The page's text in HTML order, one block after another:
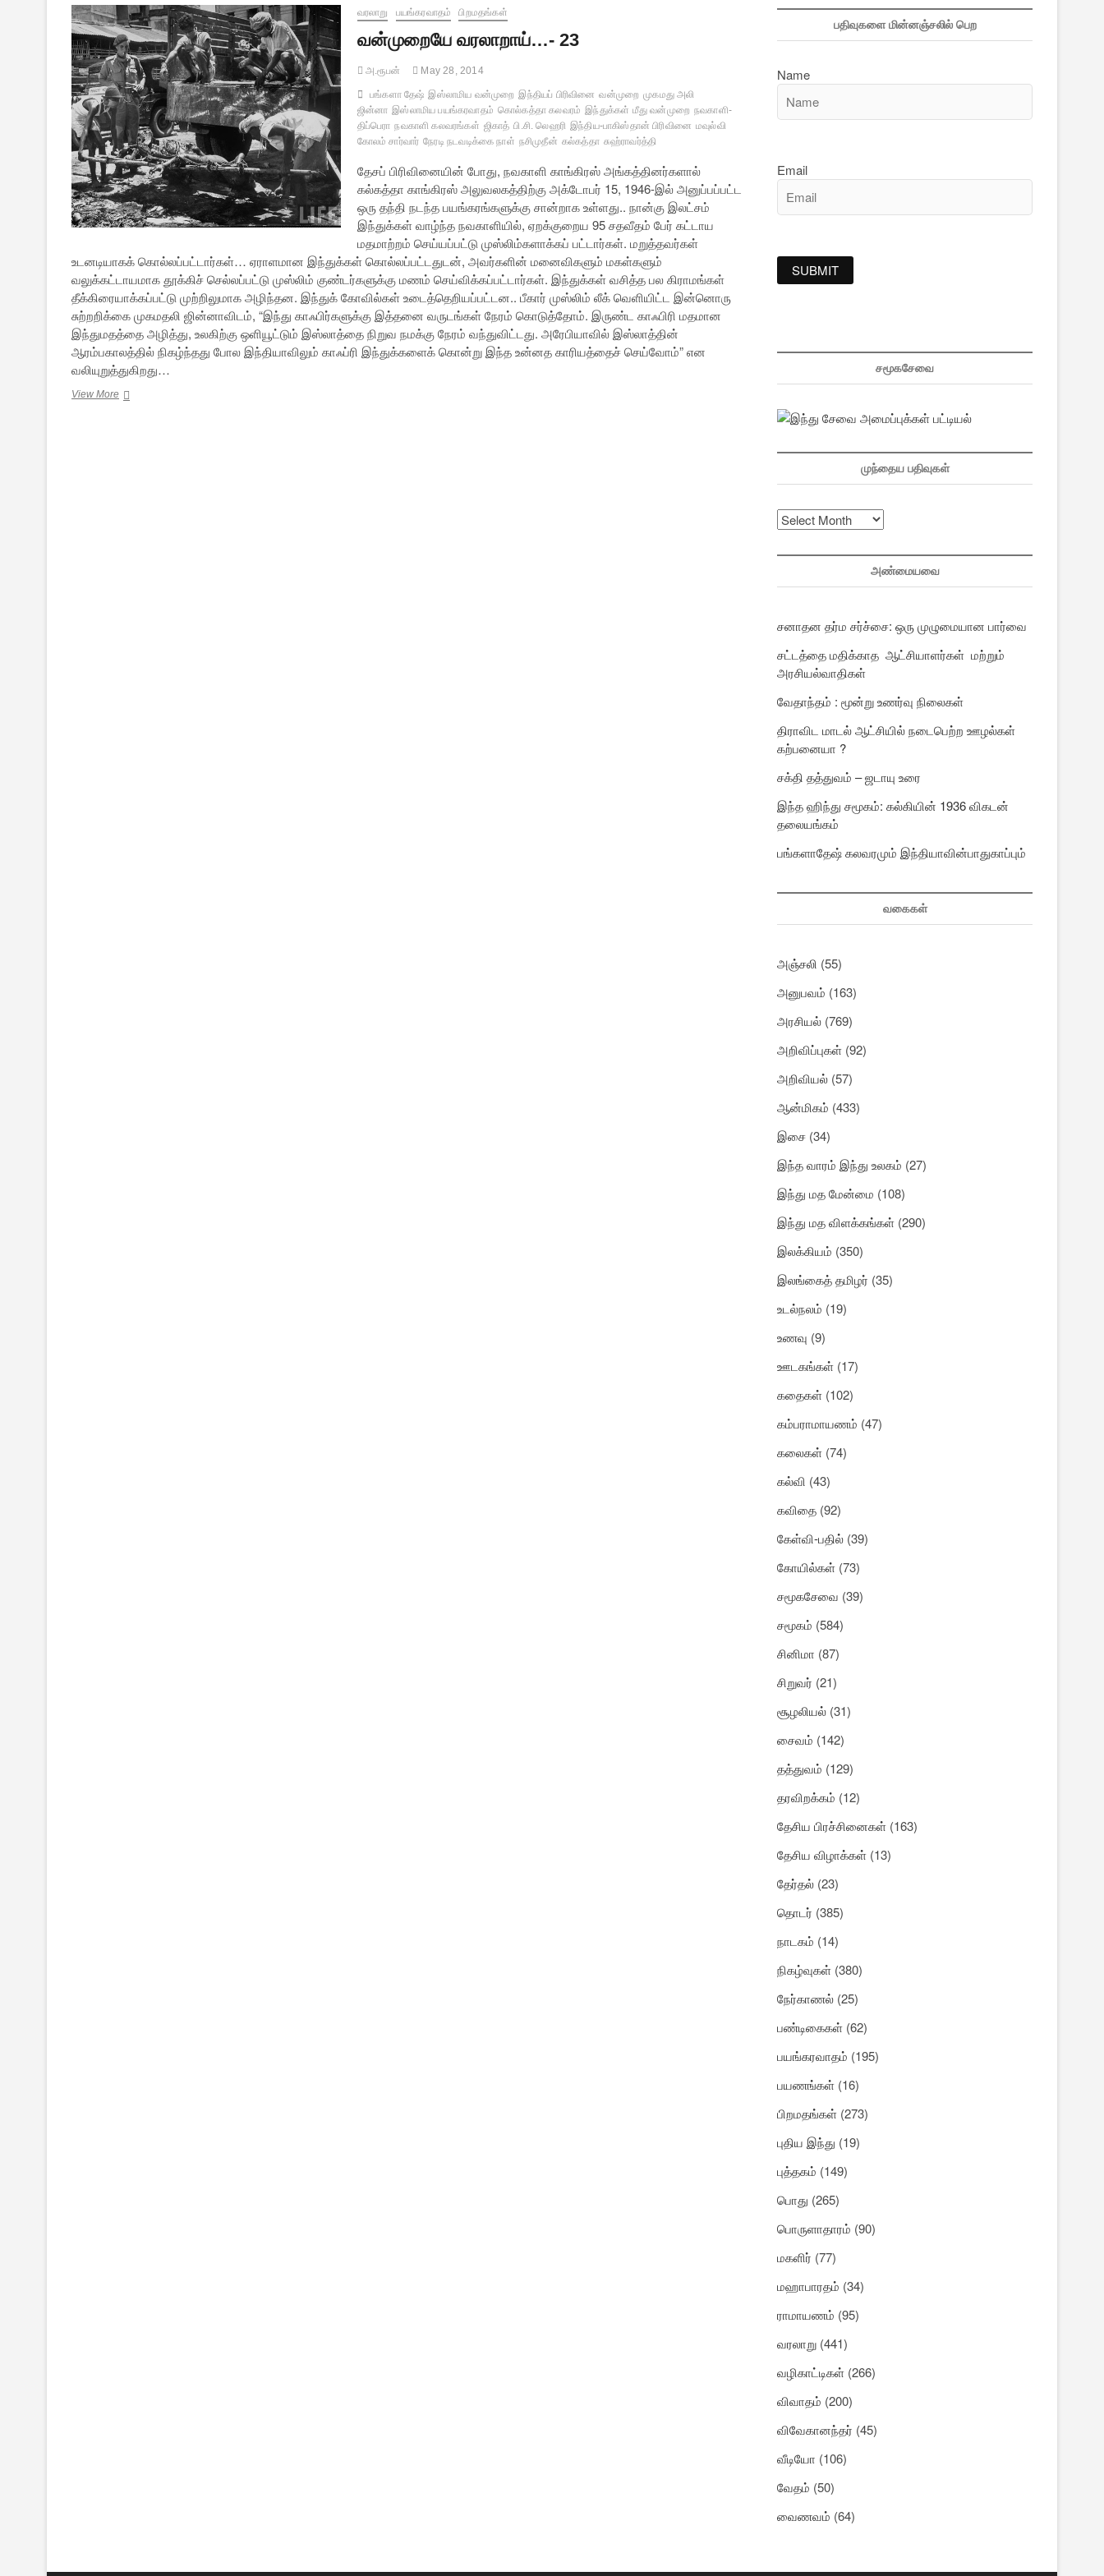
வரலாறு பயங்கரவாதம் பிறமதங்கள்
வன்முறையே வரலாறாய்…- 23
அ.ரூபன் May 28, 2014
பங்களா தேஷ் இஸ்லாமிய வன்முறை இந்தியப் பிரிவினை வன்முறை முகமது அலி
ஜின்னா இஸ்லாமிய பயங்கரவாதம் கொல்கத்தா கலவரம் இந்துக்கள் மீது வன்முறை நவகாளி-
திப்பெரா நவகாளி கலவரங்கள் ஜிகாத் பி.சி. லெஹரி இந்திய-பாகிஸ்தான் பிரிவினை மவுல்வி
கோலம் சார்வார் நேரடி நடவடிக்கை நாள் நசிமுதீன் கல்கத்தா சுஹ்ராவர்த்தி
தேசப் பிரிவினையின் போது, நவகாளி காங்கிரஸ் அங்கத்தினர்களால்
கல்கத்தா காங்கிரஸ் அலுவலகத்திற்கு அக்டோபர் 15, 1946-இல் அனுப்பப்பட்ட
ஒரு தந்தி நடந்த பயங்கரங்களுக்கு சான்றாக உள்ளது.. நான்கு இலட்சம்
இந்துக்கள் வாழ்ந்த நவகாளியில், ஏறக்குறைய 95 சதவீதம் பேர் கட்டாய
மதமாற்றம் செய்யப்பட்டு முஸ்லிம்களாக்கப் பட்டார்கள். மறுத்தவர்கள்
உடனடியாகக் கொல்லப்பட்டார்கள்… ஏராளமான இந்துக்கள் கொல்லப்பட்டதுடன், அவர்களின் மனைவிகளும் மகள்களும்
வலுக்கட்டாயமாக தூக்கிச் செல்லப்பட்டு முஸ்லிம் குண்டர்களுக்கு மணம் செய்விக்கப்பட்டார்கள். இந்துக்கள் வசித்த பல கிராமங்கள்
தீக்கிரையாக்கப்பட்டு முற்றிலுமாக அழிந்தன. இந்துக் கோவில்கள் உடைத்தெறியப்பட்டன.. பீகார் முஸ்லிம் லீக் வெளியிட்ட இன்னொரு
சுற்றறிக்கை முகமதலி ஜின்னாவிடம், “இந்து காஃபிர்களுக்கு இத்தனை வருடங்கள் நேரம் கொடுத்தோம். இருண்ட காஃபிரி மதமான
இந்துமதத்தை அழித்து, உலகிற்கு ஒளியூட்டும் இஸ்லாத்தை நிறுவ நமக்கு நேரம் வந்துவிட்டது. அரேபியாவில் இஸ்லாத்தின்
ஆரம்பகாலத்தில் நிகழ்ந்தது போல இந்தியாவிலும் காஃப்ரி இந்துக்களைக் கொன்று இந்த உன்னத காரியத்தைச் செய்வோம்” என
வலியுறுத்துகிறது…
View Moreவன்முறையே
பதிவுகளை மின்னஞ்சலில் பெற
Name
Email
சமூகசேவை
முந்தைய பதிவுகள்
முந்தைய
பதிவுகள்
அண்மையவை
சனாதன தர்ம சர்ச்சை: ஒரு முழுமையான பார்வை
சட்டத்தை மதிக்காத ஆட்சியாளர்கள் மற்றும்
அரசியல்வாதிகள்
வேதாந்தம் : மூன்று உணர்வு நிலைகள்
திராவிட மாடல் ஆட்சியில் நடைபெற்ற ஊழல்கள்
கற்பனையா ?
சக்தி தத்துவம் – ஜடாயு உரை
இந்த ஹிந்து சமூகம்: கல்கியின் 1936 விகடன்
தலையங்கம்
பங்களாதேஷ் கலவரமும் இந்தியாவின்பாதுகாப்பும்
வகைகள்
அஞ்சலி (55)
அனுபவம் (163)
அரசியல் (769)
அறிவிப்புகள் (92)
அறிவியல் (57)
ஆன்மிகம் (433)
இசை (34)
இந்த வாரம் இந்து உலகம் (27)
இந்து மத மேன்மை (108)
இந்து மத விளக்கங்கள் (290)
இலக்கியம் (350)
இலங்கைத் தமிழர் (35)
உடல்நலம் (19)
உணவு (9)
ஊடகங்கள் (17)
கதைகள் (102)
கம்பராமாயணம் (47)
கலைகள் (74)
கல்வி (43)
கவிதை (92)
கேள்வி-பதில் (39)
கோயில்கள் (73)
சமூகசேவை (39)
சமூகம் (584)
சினிமா (87)
சிறுவர் (21)
சூழலியல் (31)
சைவம் (142)
தத்துவம் (129)
தரவிறக்கம் (12)
தேசிய பிரச்சினைகள் (163)
தேசிய விழாக்கள் (13)
தேர்தல் (23)
தொடர் (385)
நாடகம் (14)
நிகழ்வுகள் (380)
நேர்காணல் (25)
பண்டிகைகள் (62)
பயங்கரவாதம் (195)
பயணங்கள் (16)
பிறமதங்கள் (273)
புதிய இந்து (19)
புத்தகம் (149)
பொது (265)
பொருளாதாரம் (90)
மகளிர் (77)
மஹாபாரதம் (34)
ராமாயணம் (95)
வரலாறு (441)
வழிகாட்டிகள் (266)
விவாதம் (200)
விவேகானந்தர் (45)
வீடியோ (106)
வேதம் (50)
வைணவம் (64)